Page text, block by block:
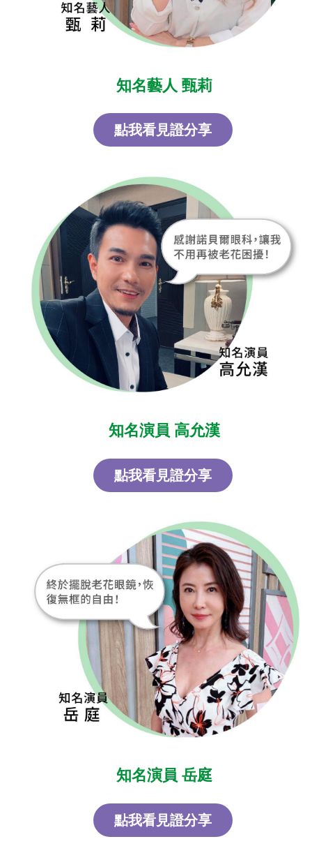
知名藝人 甄莉
點我看見證分享
知名演員 高允漢
點我看見證分享
知名演員 岳庭
點我看見證分享